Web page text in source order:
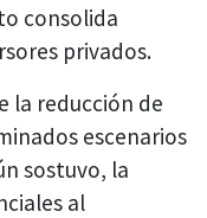
consolida
privados.
la reducción de
escenarios
sostuvo, la
al